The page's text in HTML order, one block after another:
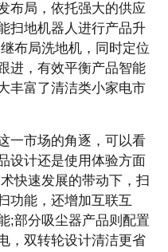
布局，依托强大的供应
扫地机器人进行产品升
布局洗地机，同时定位
进，有效平衡产品智能
富了清洁类小家电市
一市场的角逐，可以看
设计还是使用体验方面
快速发展的带动下，扫
功能，还增加互联互
;部分吸尘器产品则配置
，双转轮设计清洁更省